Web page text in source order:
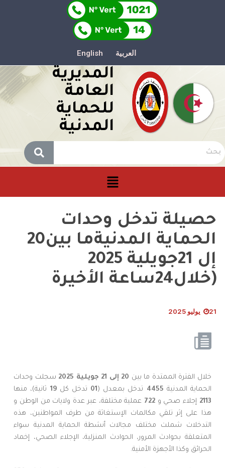
العربية English
المديرية
العامة
للحماية
المدنية
حصيلة تدخل وحدات
الحماية المدنيةما بين20
إل 21جويلية 2025
(خلال24ساعة الأخيرة
21 يوليو 2025
خلال الفترة الممتدة ما بين 20 إلى 21 جويلية
سجلت وحدات
الحماية المدنية 4455 تدخل بمعدل (01 تدخل كل19 ثانية)، منها
2113 إجلاء صحي و722 عملية مختلفة، عبر عدة ولايات من الوطن و
هذا على إثر تلقي مكالمات الإستغاثة من طرف المواطنين، هذه
التدخلات شملت مختلف مجالات أنشطة الحماية المدنية سواء
المتعلقة بحوادث المرور، الحوادث المنزلية، الإجلاء الصحي، إخماد
الحرائق وكذا الأجهزة الأمنية.